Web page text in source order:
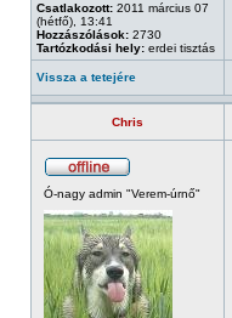
Csatlakozott: 2011 március 07
(hétfő), 13:41
Hozzászólások: 2730
Tartózkodási hely: erdei tisztás
Vissza a tetejére
Chris
Ó-nagy admin "Verem-úrnő"